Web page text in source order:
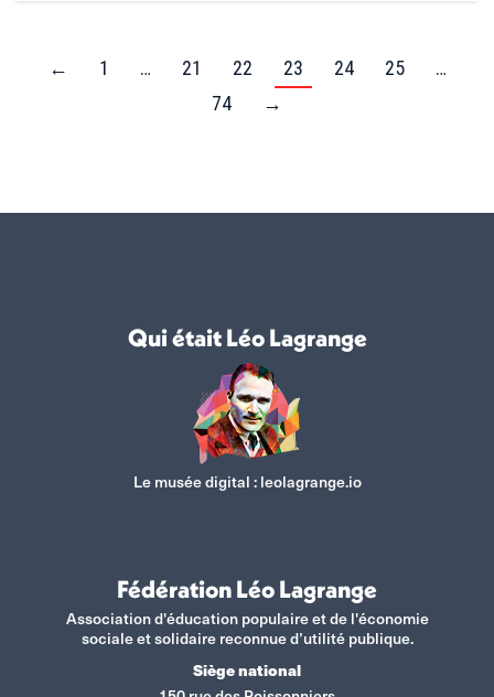
← 1 … 21 22 23 24 25
…
74
→
Qui était Léo Lagrange
Le musée digital : leolagrange.io
Fédération Léo Lagrange
Association d'éducation populaire et de l'économie
sociale et solidaire reconnue d’utilité publique.
Siège national